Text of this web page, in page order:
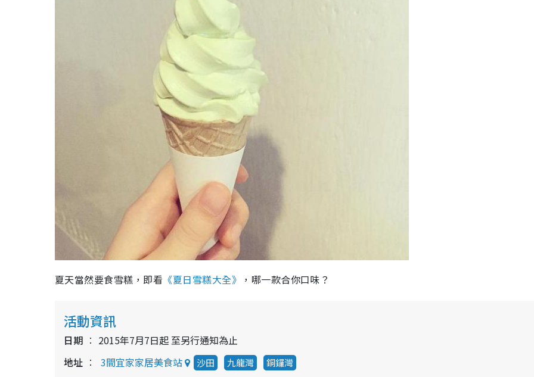
夏天當然要食雪糕，即看 《夏日雪糕大全》 ，哪一款合你口味？
活動資訊
日期
2015年7月7日起 至另行通知為止
地址
3間宜家家居美食站 沙田 九龍灣 銅鑼灣